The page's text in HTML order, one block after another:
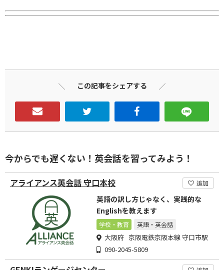
この記事をシェアする
今からでも遅くない！英会話を習ってみよう！
アライアンス英会話 守口本校 追加
英語の訳し方じゃなく、実践的な
Englishを教えます
学校・教育 英語・英会話
大阪府 京阪電鉄京阪本線 守口市駅
090-2045-5809